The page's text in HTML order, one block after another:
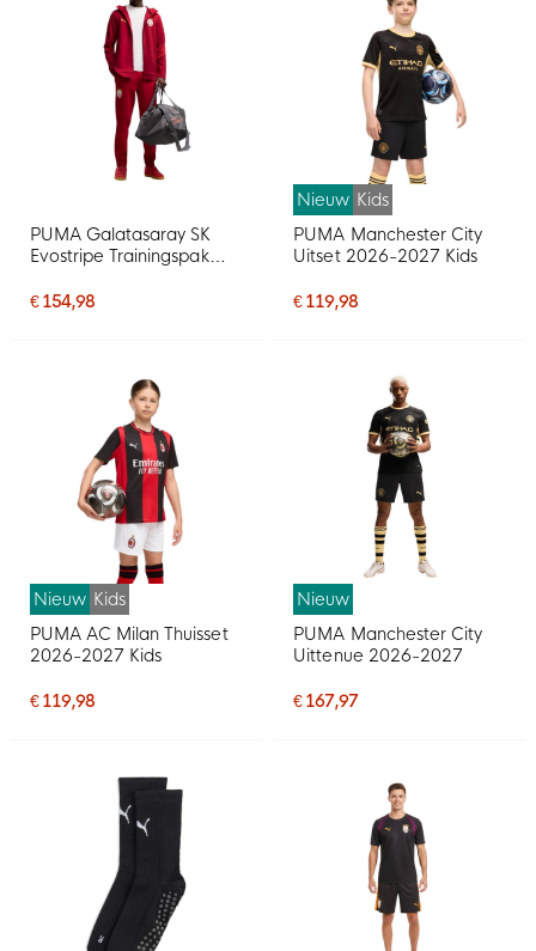
PUMA Galatasaray SK
Evostripe Trainingspak
€ 154,98
Nieuw Kids
PUMA Manchester City
Uitset 2026-2027 Kids
€ 119,98
Nieuw Kids
PUMA AC Milan Thuisset
2026-2027 Kids
€ 119,98
Nieuw
PUMA Manchester City
Uittenue 2026-2027
€ 167,97